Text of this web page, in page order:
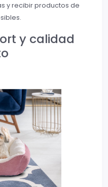
y recibir productos de
y calidad